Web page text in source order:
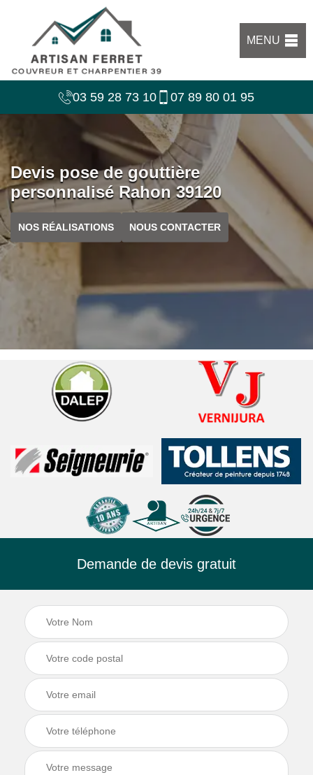
MENU
03 59 28 73 10 07 89 80 01 95
Devis pose de gouttière
personnalisé Rahon 39120
NOS RÉALISATIONS NOUS CONTACTER
Demande de devis gratuit